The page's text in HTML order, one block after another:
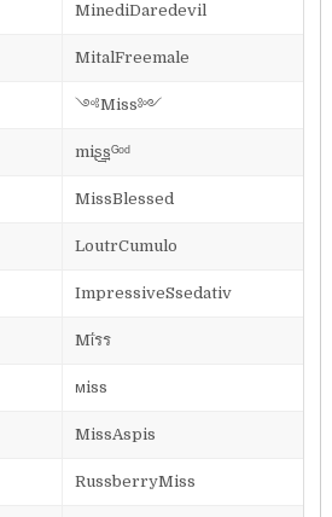
MinediDaredevil
MitalFreemale
༺Miss༻
miʂ͢͢͢sᴳᵒᵈ
MissBlessed
LoutrCumulo
ImpressiveSsedativ
Mΐรร
ᴍiss
MissAspis
RussberryMiss